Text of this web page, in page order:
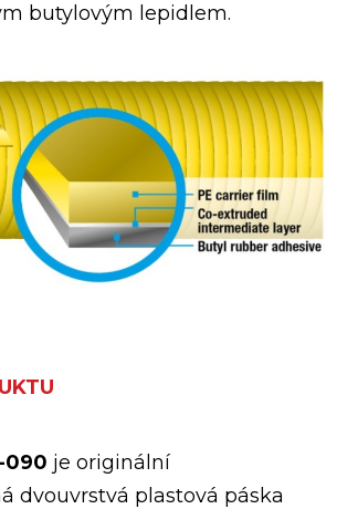
butylovým lepidlem.
090 je originální
dvouvrstvá plastová páska